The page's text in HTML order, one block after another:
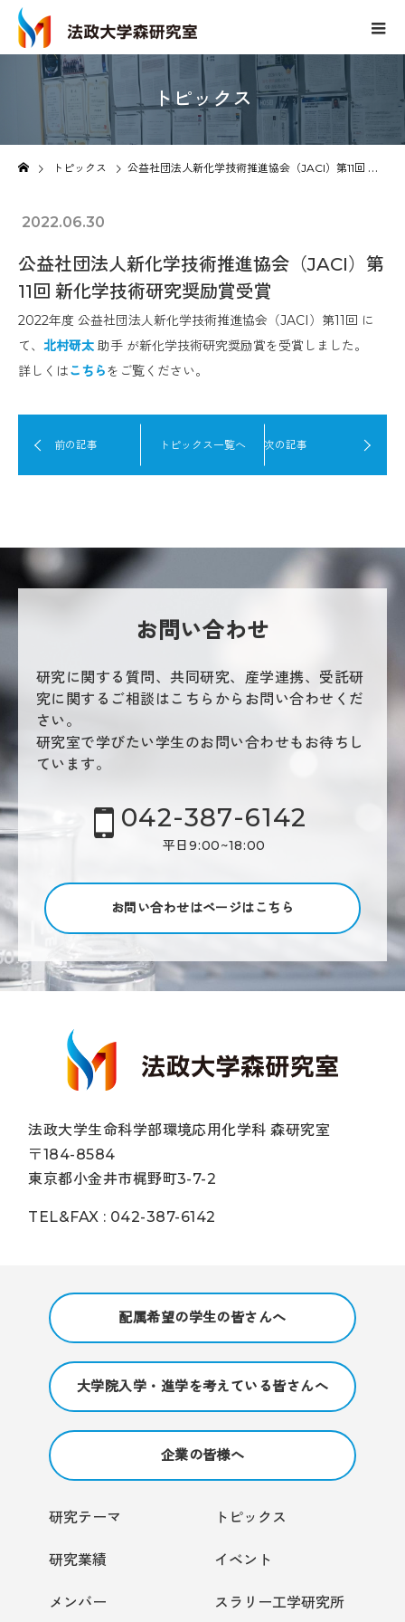
Topics
トピックス
トピックス 公益社団法人新化学技術推進協会（JACI）第11回 新化学技術研究奨励賞受賞
2022.06.30
公益社団法人新化学技術推進協会（JACI）第
11回 新化学技術研究奨励賞受賞
2022年度 公益社団法人新化学技術推進協会（JACI）第11回 に
て、 北村研太 助手 が新化学技術研究奨励賞を受賞しました。
詳しくはこちらをご覧ください。
前の記事 トピックス一覧へ 次の記事
お問い合わせ
研究に関する質問、共同研究、産学連携、受託研
究に関するご相談はこちらからお問い合わせくだ
さい。
研究室で学びたい学生のお問い合わせもお待ちし
ています。
042-387-6142
平日9:00~18:00
お問い合わせはページはこちら
法政大学生命科学部環境応用化学科 森研究室
〒184-8584
東京都小金井市梶野町3-7-2
TEL&FAX : 042-387-6142
配属希望の学生の皆さんへ
大学院入学・進学を考えている皆さんへ
企業の皆様へ
研究テーマ トピックス
研究業績 イベント
メンバー スラリー工学研究所